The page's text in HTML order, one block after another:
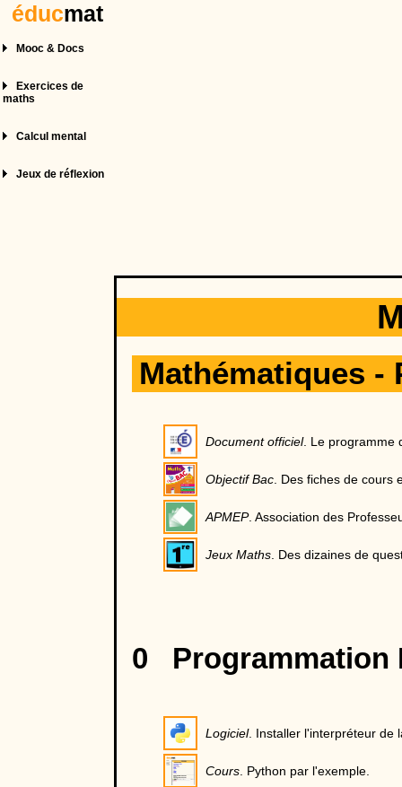
éducmat
Mooc & Docs
Exercices de
maths
Calcul mental
Jeux de réflexion
Mathématiques -
Document officiel. Le programme
Objectif Bac. Des fiches de cours
APMEP. Association des
Jeux Maths. Des dizaines de
0 Programmation
Logiciel. Installer l'interpréteur de
Cours . Python par l'exemple.